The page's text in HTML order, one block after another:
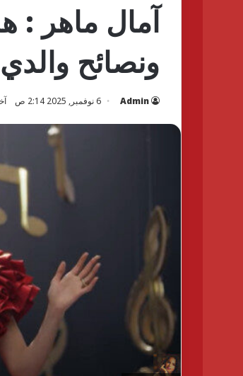
آمال ماهر :
ونصائح
Admin 6 نوفمبر, 2025 2:14 ص آخر